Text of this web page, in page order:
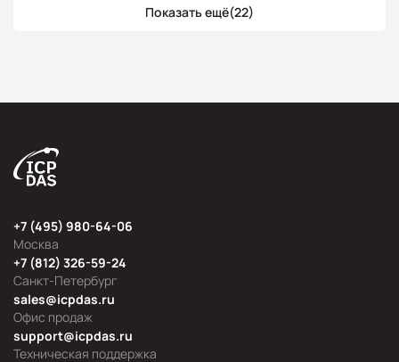
Показать ещё(22)
Москва
+7 (495) 980-64-06
Офис продаж
sales@icpdas.ru
Санкт-Петербург
+7 (812) 326-59-24
Техническая поддержка
support@icpdas.ru